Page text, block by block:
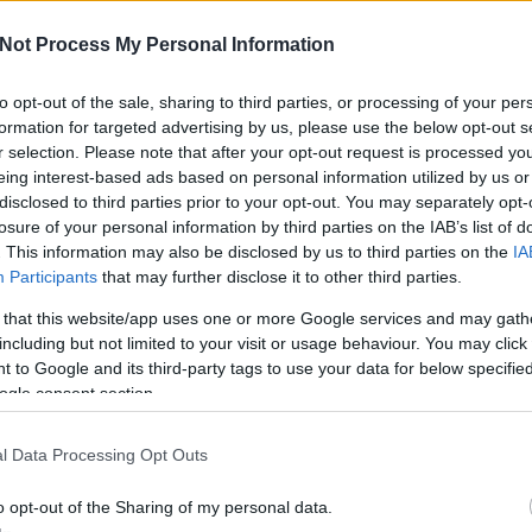
Process My Personal Information
opt-out of the sale, sharing to third parties, or processing of your
for targeted advertising by us, please use the below opt-out
selection. Please note that after your opt-out request is processed
interest-based ads based on personal information utilized by us
to third parties prior to your opt-out. You may separately
of your personal information by third parties on the IAB’s list of
This information may also be disclosed by us to third parties on the
Participants that may further disclose it to other third parties.
that this website/app uses one or more Google services and may
but not limited to your visit or usage behaviour. You may
to Google and its third-party tags to use your data for below
consent section.
Data Processing Opt Outs
opt-out of the Sharing of my personal data.
ellen
ellenünk a számítógépes bűnözők gondolattal, szóval
viszont a "mulasztással" szóval kapcsolatban
pedig többnyire elegendő lenne néhány ökölszabályt
minimalizálhatnánk a károkat. Vajon…
TOVÁBB
truecrypt feltételek kódolás alap óvatosság
A